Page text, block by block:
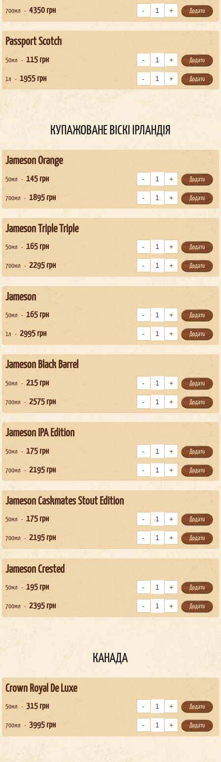
700мл 4350 грн Додати
Passport Scotch
50мл 115 грн Додати
1л 1955 грн Додати
КУПАЖОВАНЕ ВІСКІ ІРЛАНДІЯ
Jameson Orange
50мл 145 грн Додати
700мл 1895 грн Додати
Jameson Triple Triple
50мл 165 грн Додати
700мл 2295 грн Додати
Jameson
50мл 165 грн Додати
1л 2995 грн Додати
Jameson Black Barrel
50мл 215 грн Додати
700мл 2575 грн Додати
Jameson IPA Edition
50мл 175 грн Додати
700мл 2195 грн Додати
Jameson Caskmates Stout Edition
50мл 175 грн Додати
700мл 2195 грн Додати
Jameson Crested
50мл 195 грн Додати
700мл 2395 грн Додати
КАНАДА
Crown Royal De Luxe
50мл 315 грн Додати
700мл 3995 грн Додати